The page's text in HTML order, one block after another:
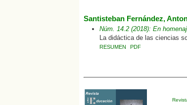
Santisteban Fernández,
Núm. 14.2 (2018): En
La didáctica de las ciencias
RESUMEN PDF